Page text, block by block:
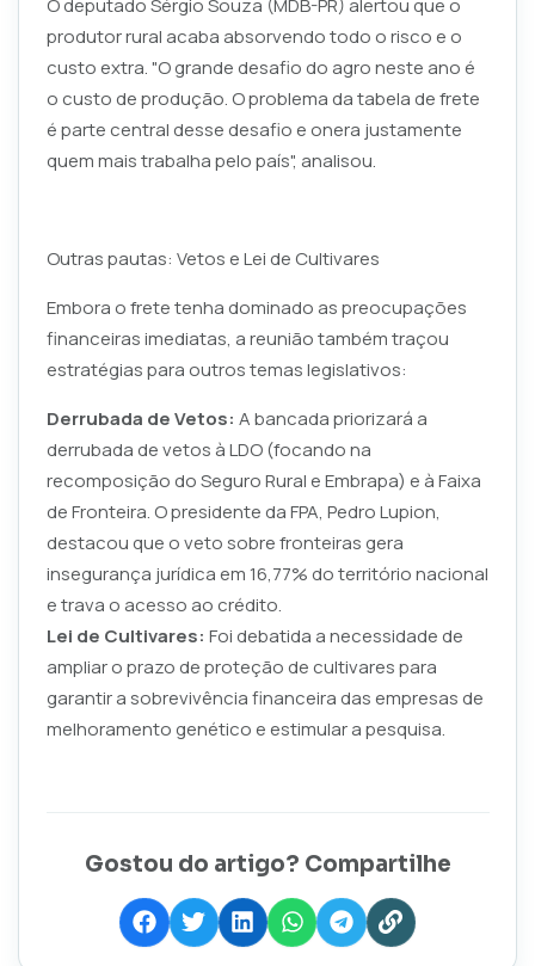
produtor rural acaba absorvendo todo o risco e o
custo extra. "O grande desafio do agro neste ano é
o custo de produção. O problema da tabela de frete
é parte central desse desafio e onera justamente
quem mais trabalha pelo país", analisou.
Outras pautas: Vetos e Lei de Cultivares
Embora o frete tenha dominado as preocupações
financeiras imediatas, a reunião também traçou
estratégias para outros temas legislativos:
Derrubada de Vetos: A bancada priorizará a
derrubada de vetos à LDO (focando na
recomposição do Seguro Rural e Embrapa) e à Faixa
de Fronteira. O presidente da FPA, Pedro Lupion,
destacou que o veto sobre fronteiras gera
insegurança jurídica em 16,77% do território nacional
e trava o acesso ao crédito.
Lei de Cultivares: Foi debatida a necessidade de
ampliar o prazo de proteção de cultivares para
garantir a sobrevivência financeira das empresas de
melhoramento genético e estimular a pesquisa.
Gostou do artigo? Compartilhe